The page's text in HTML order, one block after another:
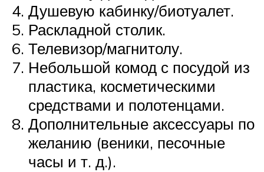
Душевую кабинку/биотуалет.
Раскладной столик.
Телевизор/магнитолу.
Небольшой комод с посудой из
пластика, косметическими
средствами и полотенцами.
Дополнительные аксессуары по
желанию (веники, песочные
часы и т. д.).